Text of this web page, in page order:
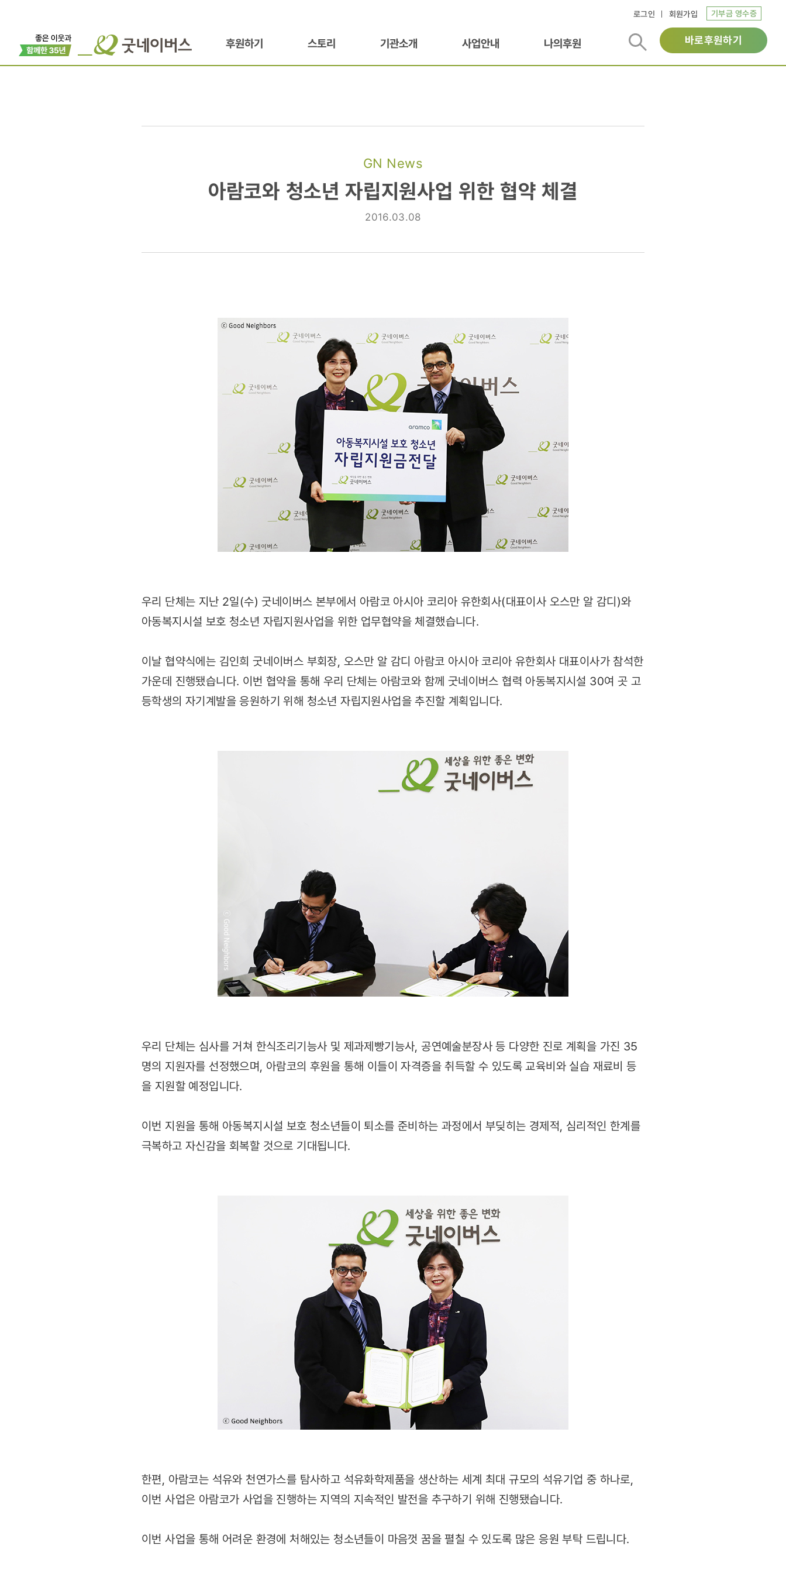
로그인 회원가입 기부금 영수증
후원하기 스토리 기관소개 사업안내 나의후원 바로후원하기
GN News
아람코와
자립지원사업
아람코와 청소년 자립지원사업 위한 협약 체결
2016.03.08
우리 단체는 지난 2일(수) 굿네이버스 본부에서 아람코 아시아 코리아 유한회사(대표이사 오스만 알 감디)와
아동복지시설 보호 청소년 자립지원사업을 위한 업무협약을 체결했습니다.
이날 협약식에는 김인희 굿네이버스 부회장, 오스만 알 감디 아람코 아시아 코리아 유한회사 대표이사가 참석한
가운데 진행됐습니다. 이번 협약을 통해 우리 단체는 아람코와 함께 굿네이버스 협력 아동복지시설 30여 곳 고
등학생의 자기계발을 응원하기 위해 청소년 자립지원사업을 추진할 계획입니다.
우리 단체는 심사를 거쳐 한식조리기능사 및 제과제빵기능사, 공연예술분장사 등 다양한 진로 계획을 가진 35
명의 지원자를 선정했으며, 아람코의 후원을 통해 이들이 자격증을 취득할 수 있도록 교육비와 실습 재료비 등
을 지원할 예정입니다.
이번 지원을 통해 아동복지시설 보호 청소년들이 퇴소를 준비하는 과정에서 부딪히는 경제적, 심리적인 한계를
극복하고 자신감을 회복할 것으로 기대됩니다.
한편, 아람코는 석유와 천연가스를 탐사하고 석유화학제품을 생산하는 세계 최대 규모의 석유기업 중 하나로,
이번 사업은 아람코가 사업을 진행하는 지역의 지속적인 발전을 추구하기 위해 진행됐습니다.
이번 사업을 통해 어려운 환경에 처해있는 청소년들이 마음껏 꿈을 펼칠 수 있도록 많은 응원 부탁 드립니다.